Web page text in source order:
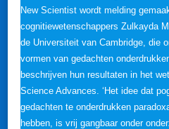
New Scientist wordt melding
cognitiewetenschappers Zulkayda
de Universiteit van Cambridge, die
vormen van gedachten
beschrijven hun resultaten in het
Science Advances. ‘Het idee dat
gedachten te onderdrukken
hebben, is vrij gangbaar onder